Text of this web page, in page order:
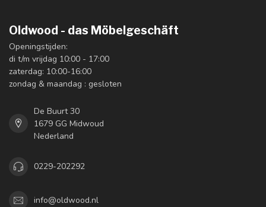
Oldwood - das Möbelgeschäft
Openingstijden:
di t/m vrijdag 10:00 - 17:00
zaterdag: 10:00-16:00
zondag & maandag : gesloten
De Buurt 30
1679 GG Midwoud
Nederland
0229-202292
info@oldwood.nl